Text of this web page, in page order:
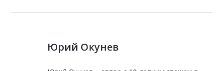
Юрий Окунев